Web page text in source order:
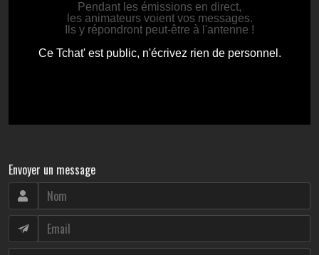
Envoyer un message